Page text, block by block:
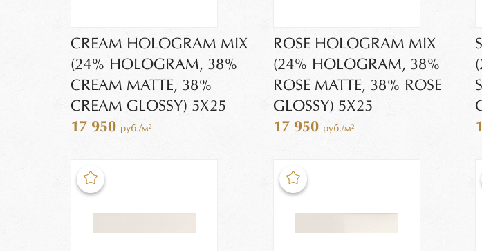
CREAM HOLOGRAM MIX
(24% HOLOGRAM, 38%
CREAM MATTE, 38%
CREAM GLOSSY) 5X25
17 950 руб./м²
ROSE HOLOGRAM MIX
(24% HOLOGRAM, 38%
ROSE MATTE, 38% ROSE
GLOSSY) 5X25
17 950 руб./м²